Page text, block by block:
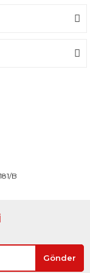
B
Gönder